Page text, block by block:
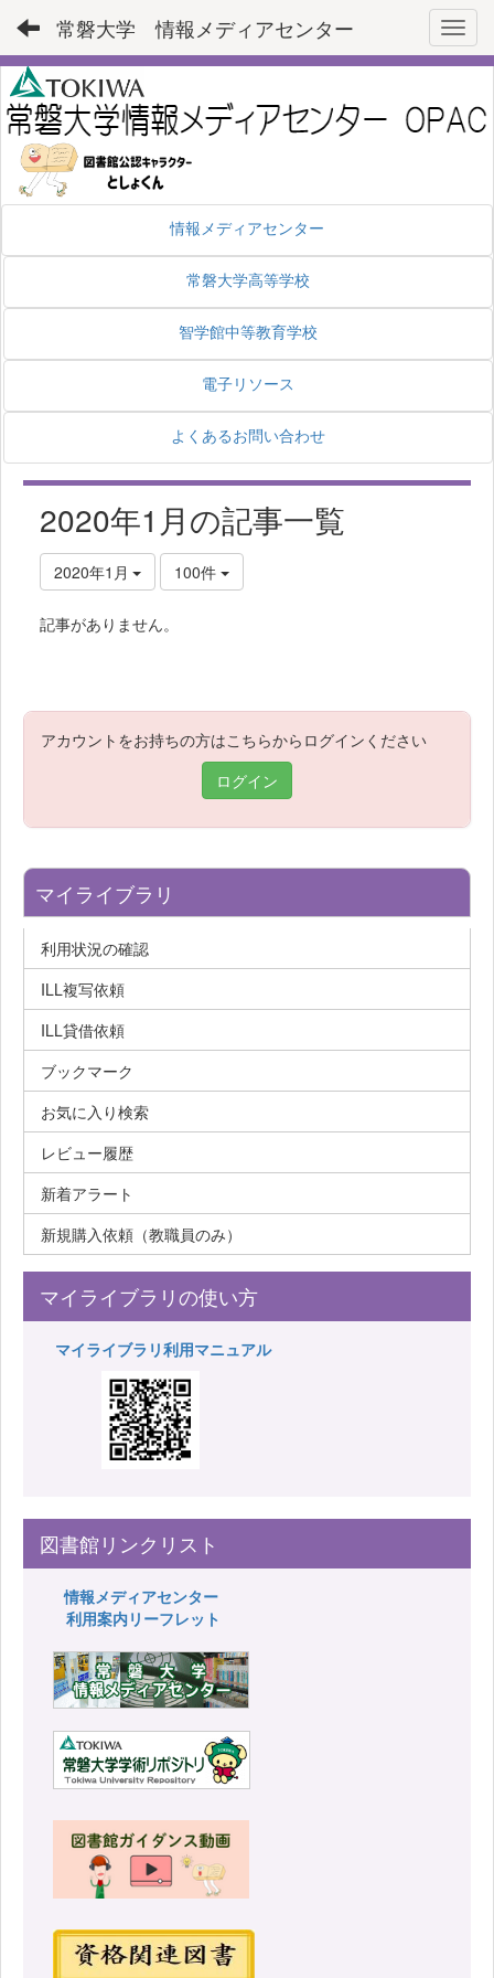
常磐大学 情報メディアセンター
情報メディアセンター
常磐大学高等学校
智学館中等教育学校
電子リソース
よくあるお問い合わせ
2020年1月の記事一覧
2020年1月 100件
記事がありません。
アカウントをお持ちの方はこちらからログインください
ログイン
マイライブラリ
利用状況の確認
ILL複写依頼
ILL貸借依頼
ブックマーク
お気に入り検索
レビュー履歴
新着アラート
新規購入依頼（教職員のみ）
マイライブラリの使い方
マイライブラリ利用マニュアル
図書館リンクリスト
情報メディアセンター
利用案内リーフレット